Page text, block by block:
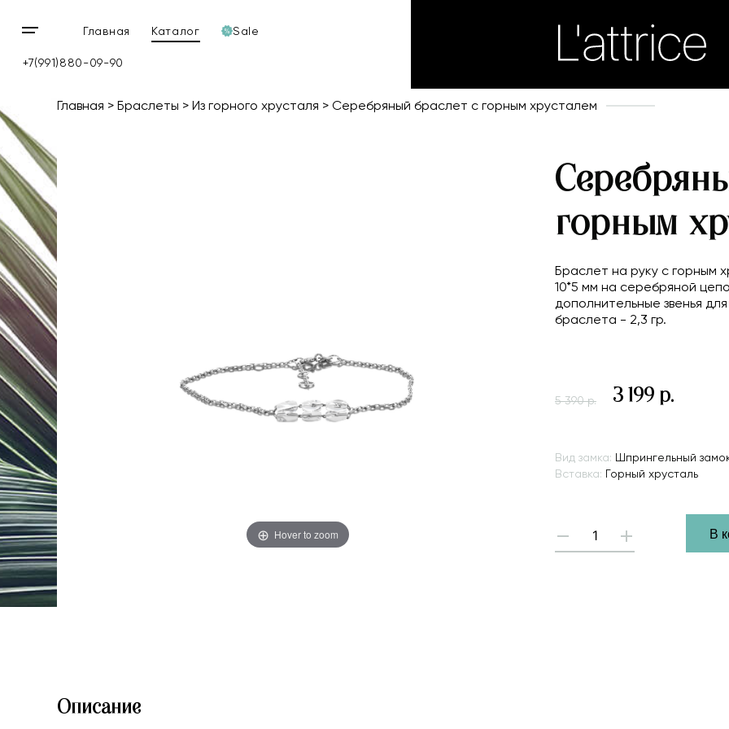
Открыть
меню
Главная Каталог Sale
+7(991)880-09-90
Главная Браслеты Из горного хрусталя Серебряный браслет с горным хрусталем
Hover to zoom
горным
Браслет на руку с горным
10*5 мм на серебряной
дополнительные звенья
браслета - 2,3 гр.
5 390 р. 3 199 р.
Вид замка: Шпрингельный
Вставка: Горный хрусталь
- +
В
Описание